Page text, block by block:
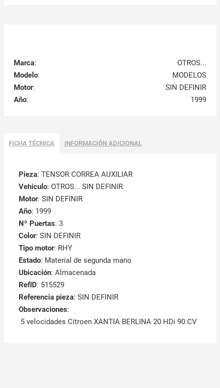
Marca:
OTROS...
Modelo:
MODELOS
Motor:
SIN DEFINIR
Año: 1999
FICHA TÉCNICA INFORMACIÓN ADICIONAL
Pieza: TENSOR CORREA AUXILIAR
Vehículo: OTROS... SIN DEFINIR
Motor: SIN DEFINIR
Año: 1999
Nº Puertas: 3
Color: SIN DEFINIR
Tipo motor: RHY
Estado: Material de segunda mano
Ubicación: Almacenada
RefID: 515529
Referencia pieza: SIN DEFINIR
Observaciones:
5 velocidades Citroen XANTIA BERLINA 20 HDi 90 CV